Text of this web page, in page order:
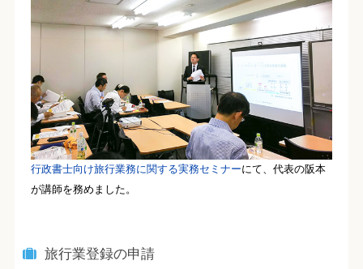
行政書士向け旅行業務に関する実務セミナーにて、代表の阪本
が講師を務めました。
旅行業登録の申請